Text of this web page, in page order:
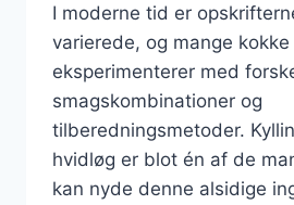
I moderne tid er
varierede, og mange kokke
eksperimenterer med
smagskombinationer og
tilberedningsmetoder.
hvidløg er blot én af de
kan nyde denne alsidige